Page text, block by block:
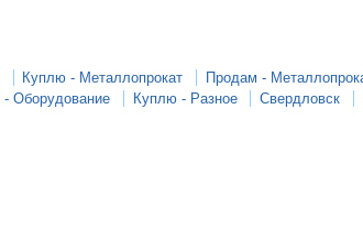
Куплю - Металлопрокат Продам -
Оборудование Куплю - Разное Свердловск